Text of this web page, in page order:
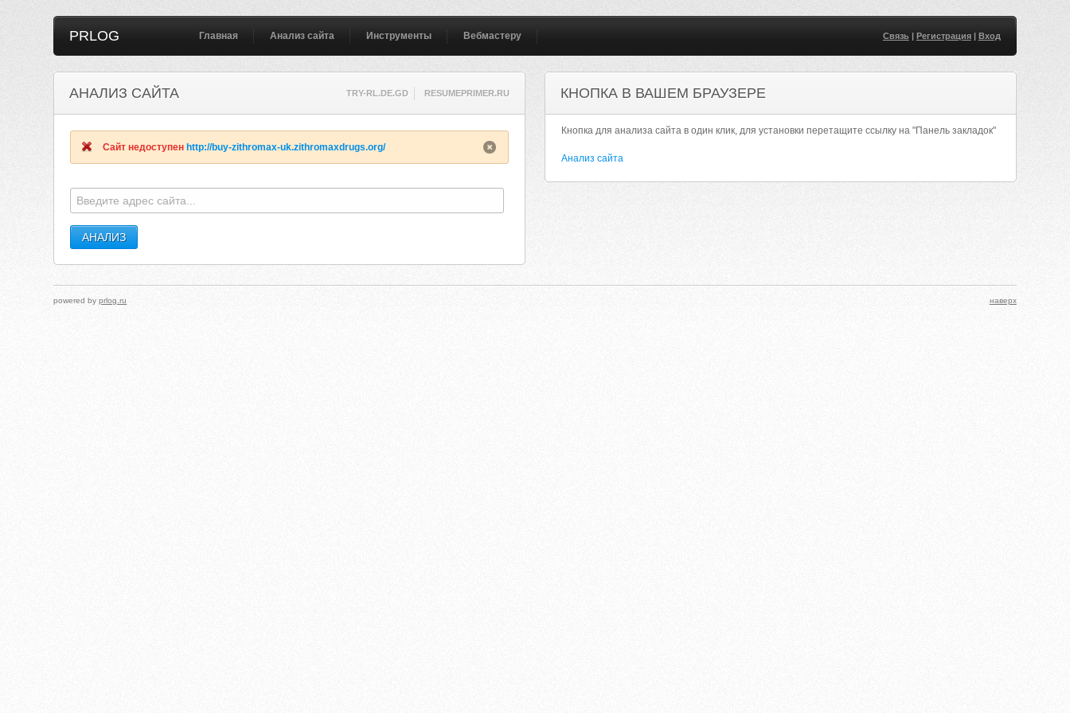
PRLOG Главная Анализ сайта Инструменты Вебмастеру Связь| Регистрация| Вход
АНАЛИЗ САЙТА TRY-RL.DE.GD RESUMEPRIMER.RU
Сайт недоступен http://buy-zithromax-uk.zithromaxdrugs.org/
КНОПКА В ВАШЕМ БРАУЗЕРЕ
Кнопка для анализа сайта в один клик, для установки перетащите ссылку на "Панель закладок"
Анализ сайта
powered byprlog.ru наверх